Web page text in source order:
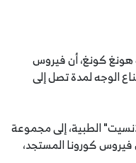
هونغ كونغ، أن فيروس
الوجه لمدة تصل إلى
الطبية، إلى مجموعة
كورونا المستجد،